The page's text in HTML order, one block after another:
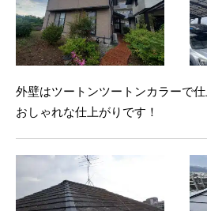
外壁はツートンツートンカラーで
おしゃれな仕上がりです！